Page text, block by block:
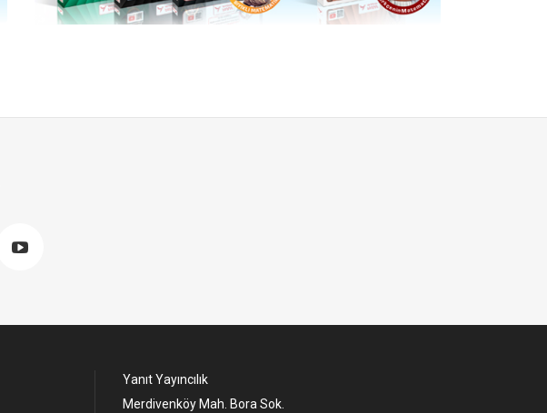
Yanıt Yayıncılık
Merdivenköy Mah. Bora Sok.